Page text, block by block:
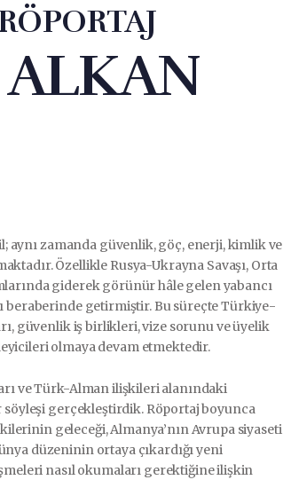
ALKAN
aynı zamanda güvenlik, göç, enerji, kimlik ve
Özellikle Rusya-Ukrayna Savaşı, Orta
giderek görünür hâle gelen yabancı
beraberinde getirmiştir. Bu süreçte Türkiye-
güvenlik iş birlikleri, vize sorunu ve üyelik
olmaya devam etmektedir.
ve Türk-Alman ilişkileri alanındaki
söyleşi gerçekleştirdik. Röportaj boyunca
geleceği, Almanya’nın Avrupa siyaseti
düzeninin ortaya çıkardığı yeni
nasıl okumaları gerektiğine ilişkin